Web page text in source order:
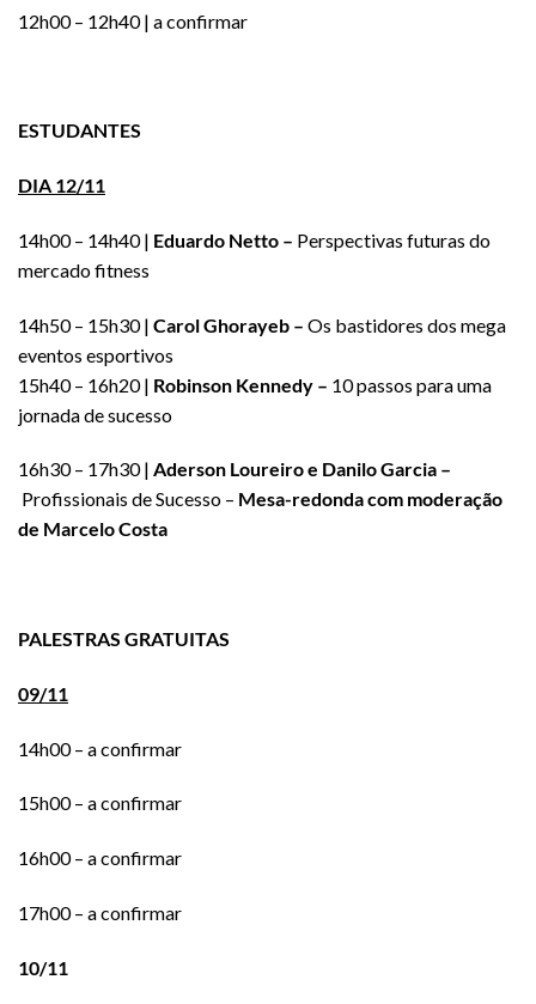
12h00 – 12h40 | a confirmar
ESTUDANTES
DIA 12/11
14h00 – 14h40 | Eduardo Netto – Perspectivas futuras do
mercado fitness
14h50 – 15h30 | Carol Ghorayeb – Os bastidores dos mega
eventos esportivos
15h40 – 16h20 | Robinson Kennedy – 10 passos para uma
jornada de sucesso
16h30 – 17h30 | Aderson Loureiro e Danilo Garcia –
Profissionais de Sucesso – Mesa-redonda com moderação
de Marcelo Costa
PALESTRAS GRATUITAS
09/11
14h00 – a confirmar
15h00 – a confirmar
16h00 – a confirmar
17h00 – a confirmar
10/11